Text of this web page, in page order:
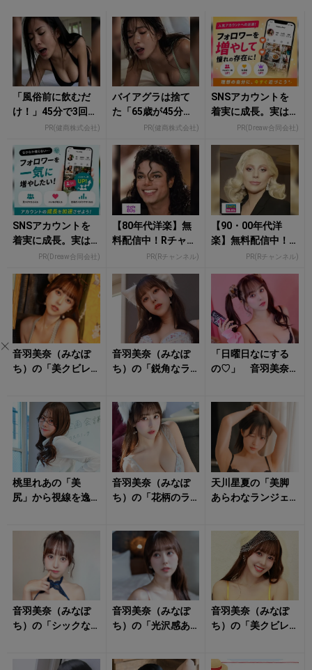
「風俗前に飲むだ
け！」45分で3回戦
も余裕！1日31円で
PR(健商株式会社)
バイアグラは捨て
た「65歳が45分で3
回戦も余裕」1日31
調！
PR(健商株式会社)
SNSアカウントを
着実に成長。実は
みんなココ使って
PR(Dreaw合同会社)
SNSアカウントを
着実に成長。実は
みんなココ使って
PR(Dreaw合同会社)
【80年代洋楽】無
料配信中！Rチャン
ネルなら登録不
PR(Rチャンネル)
【90・00年代洋
楽】無料配信中！R
チャンネルなら登
PR(Rチャンネル)
音羽美奈（みなぽ
ち）の「美クビレ
中！
音羽美奈（みなぽ
ち）の「鋭角なラ
タジ！
「日曜日なにする
の♡」 音羽美奈
撃ち抜かれる！
桃里れあの「美
尻」から視線を逸
音羽美奈（みなぽ
ち）の「花柄のラ
天川星夏の「美脚
あらわなランジェ
音羽美奈（みなぽ
ち）の「シックな
音羽美奈（みなぽ
ち）の「光沢感あ
音羽美奈（みなぽ
ち）の「美クビレ